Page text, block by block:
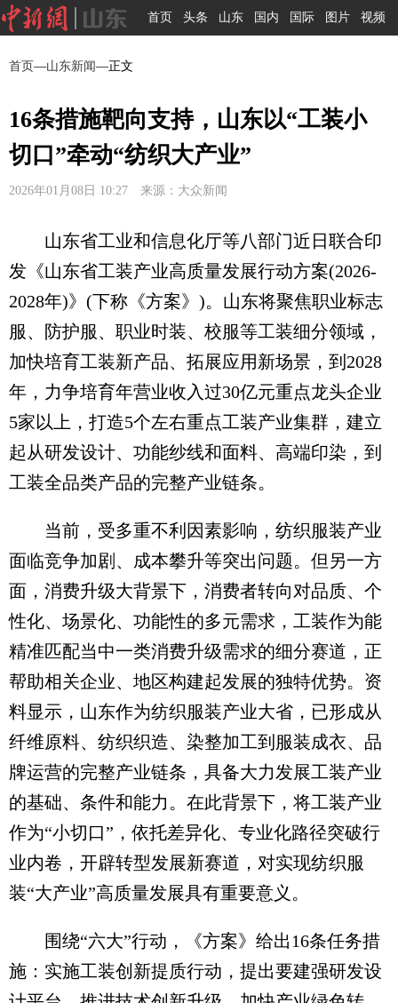
首页 头条 山东 国内 国际 图片 视频
首页—山东新闻—正文
16条措施靶向支持，山东以“工装小
切口”牵动“纺织大产业”
2026年01月08日 10:27 来源：大众新闻
山东省工业和信息化厅等八部门近日联合印
发《山东省工装产业高质量发展行动方案(2026-
2028年)》(下称《方案》)。山东将聚焦职业标志
服、防护服、职业时装、校服等工装细分领域，
加快培育工装新产品、拓展应用新场景，到2028
年，力争培育年营业收入过30亿元重点龙头企业
5家以上，打造5个左右重点工装产业集群，建立
起从研发设计、功能纱线和面料、高端印染，到
工装全品类产品的完整产业链条。
当前，受多重不利因素影响，纺织服装产业
面临竞争加剧、成本攀升等突出问题。但另一方
面，消费升级大背景下，消费者转向对品质、个
性化、场景化、功能性的多元需求，工装作为能
精准匹配当中一类消费升级需求的细分赛道，正
帮助相关企业、地区构建起发展的独特优势。资
料显示，山东作为纺织服装产业大省，已形成从
纤维原料、纺织织造、染整加工到服装成衣、品
牌运营的完整产业链条，具备大力发展工装产业
的基础、条件和能力。在此背景下，将工装产业
作为“小切口”，依托差异化、专业化路径突破行
业内卷，开辟转型发展新赛道，对实现纺织服
装“大产业”高质量发展具有重要意义。
围绕“六大”行动，《方案》给出16条任务措
施：实施工装创新提质行动，提出要建强研发设